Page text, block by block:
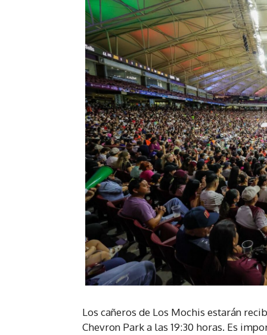
Los cañeros de Los Mochis estarán
Chevron Park a las 19:30 horas. Es